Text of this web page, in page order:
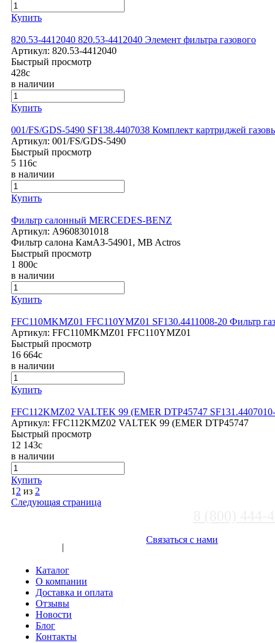
Купить
820.53-4412040 820.53-4412040 Элемент фильтра газового
Артикул: 820.53-4412040
Быстрый просмотр
428c
в наличии
Купить
001/FS/GDS-5490 SF138.4407038 Комплект картриджей
Артикул: 001/FS/GDS-5490
Быстрый просмотр
5 116c
в наличии
Купить
Фильтр салонный MERCEDES-BENZ
Артикул: A9608301018
Фильтр салона КамАЗ-54901, MB Actros
Быстрый просмотр
1 800c
в наличии
Купить
FFC110MKMZ01 FFC110YMZ01 SF130.4411008-20 Фильтр
Артикул: FFC110MKMZ01 FFC110YMZ01
Быстрый просмотр
16 664c
в наличии
Купить
FFC112KMZ02 VALTEK 99 (EMER DTP45747
Артикул: FFC112KMZ02 VALTEK 99 (EMER DTP45747
Быстрый просмотр
12 143c
в наличии
Купить
12 из 2
Следующая страница
|
Связаться с нами
Каталог
О компании
Доставка и оплата
Отзывы
Новости
Блог
Контакты